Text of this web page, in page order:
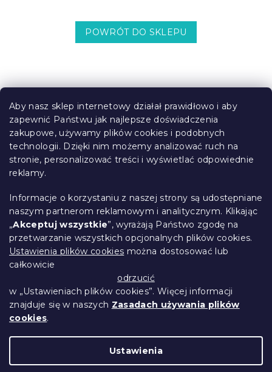
Aby nasz sklep internetowy działał prawidłowo i aby
zapewnić Państwu jak najlepsze doświadczenia
zakupowe, używamy plików cookies i podobnych
technologii. Dzięki nim możemy analizować ruch na
stronie, personalizować treści i wyświetlać odpowiednie
reklamy.
Informacje o korzystaniu z naszej strony są udostępniane
naszym partnerom reklamowym i analitycznym. Klikając
„Akceptuj wszystkie”, wyrażają Państwo zgodę na
przetwarzanie wszystkich opcjonalnych plików cookies.
Ustawienia plików cookies można dostosować lub
całkowicie
odrzucić
w „Ustawieniach plików cookies”. Więcej informacji
znajduje się w naszych Zasadach używania plików
cookies.
Ustawienia
POWRÓT DO SKLEPU
S
Informacje dla Ciebie
Śledzenie zamówienia
Opcje dostawy
Metody płatności
Reklamacje i zwroty towarów
Kontakt
Regulamin
Ochrona danych osobowych
Kodeks etyczny
Dla partnerów
Copyright 2026Przytulne Mieszkanie.